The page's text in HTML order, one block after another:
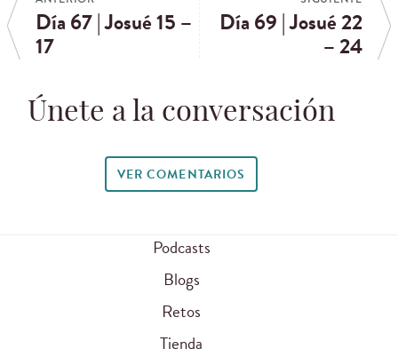
Día 67 | Josué 15 –
17
Día 69 | Josué 22
– 24
Únete a la conversación
VER COMENTARIOS
Podcasts
Blogs
Retos
Tienda